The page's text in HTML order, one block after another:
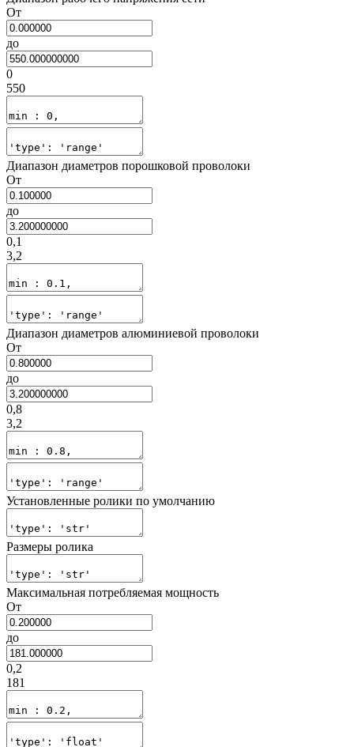
От
до
0
550
Диапазон диаметров порошковой проволоки
От
до
0,1
3,2
Диапазон диаметров алюминиевой проволоки
От
до
0,8
3,2
Установленные ролики по умолчанию
Размеры ролика
Максимальная потребляемая мощность
От
до
0,2
181